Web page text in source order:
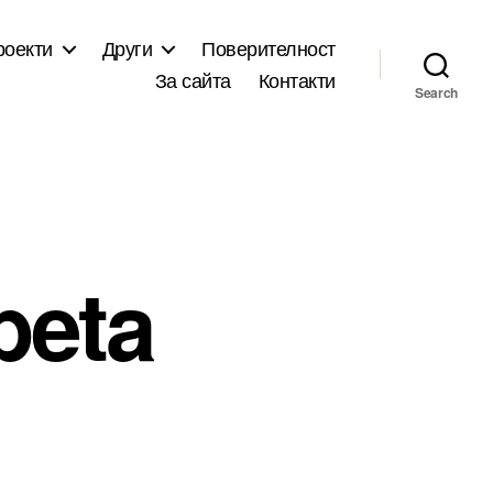
Други
Поверителност
За сайта
Контакти Search